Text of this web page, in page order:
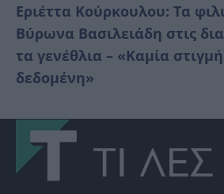
Εριέττα Κούρκουλου: Τα
Βύρωνα Βασιλειάδη στις
τα γενέθλια – «Καμία
δεδομένη»